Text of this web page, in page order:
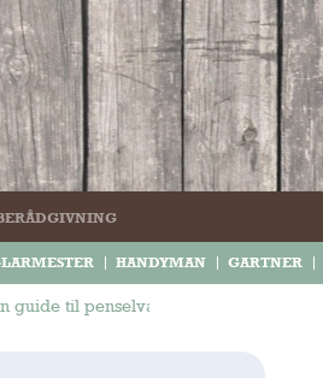
HANDYMAN GARTNER
guide til penselvalg